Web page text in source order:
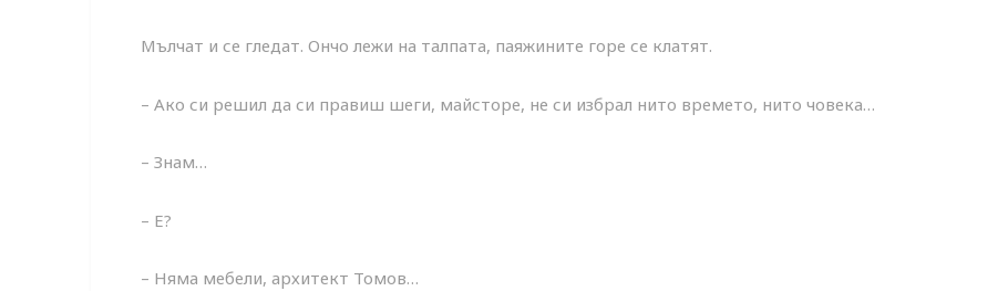
Мълчат и се гледат. Ончо лежи на талпата, паяжините горе се клатят.
– Ако си решил да си правиш шеги, майсторе, не си избрал нито времето, нито човека…
– Знам…
– E?
– Няма мебели, архитект Томов…